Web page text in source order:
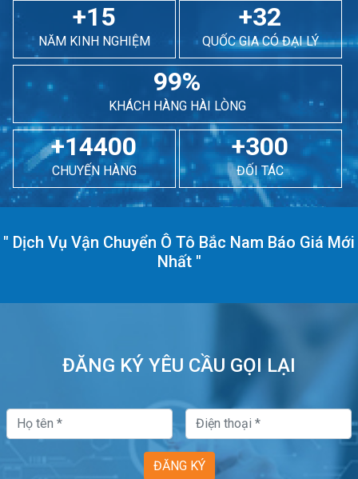
+15
NĂM KINH NGHIỆM
+32
QUỐC GIA CÓ ĐẠI LÝ
99%
KHÁCH HÀNG HÀI LÒNG
+14400
CHUYẾN HÀNG
+300
ĐỐI TÁC
" Dịch Vụ Vận Chuyển Ô Tô Bắc Nam Báo Giá Mới
Nhất "
ĐĂNG KÝ YÊU CẦU GỌI LẠI
ĐĂNG KÝ